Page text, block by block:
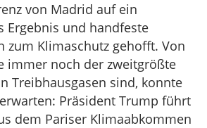
von Madrid auf ein
Ergebnis und handfeste
zum Klimaschutz gehofft. Von
immer noch der zweitgrößte
Treibhausgasen sind, konnte
Präsident Trump führt
dem Pariser Klimaabkommen